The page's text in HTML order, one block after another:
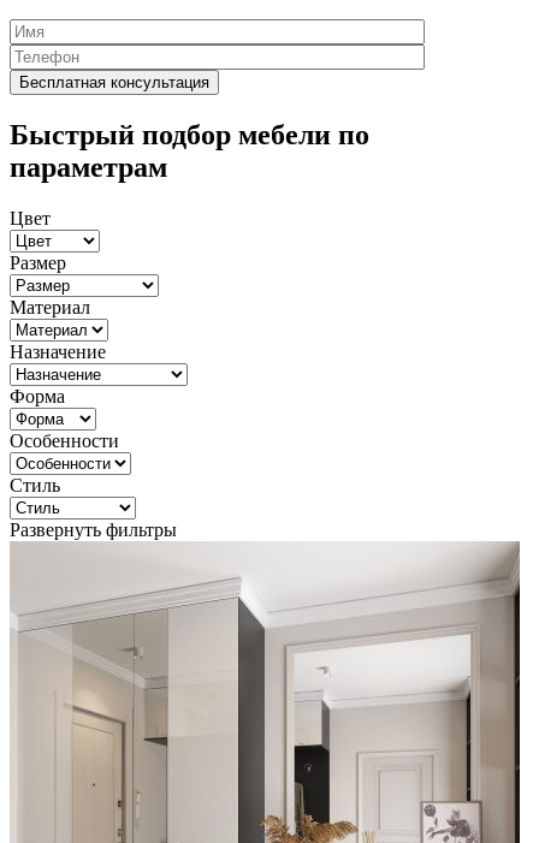
Быстрый подбор мебели по
параметрам
Цвет
Размер
Материал
Назначение
Форма
Особенности
Стиль
Развернуть фильтры